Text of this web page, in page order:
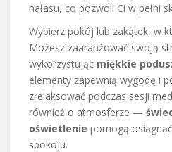
hałasu, co pozwoli Ci w pełni
Wybierz pokój lub zakątek, w
Możesz zaaranżować swoją
wykorzystując miękkie
elementy zapewnią wygodę i
zrelaksować podczas sesji
również o atmosferze —
oświetlenie pomogą
spokoju.